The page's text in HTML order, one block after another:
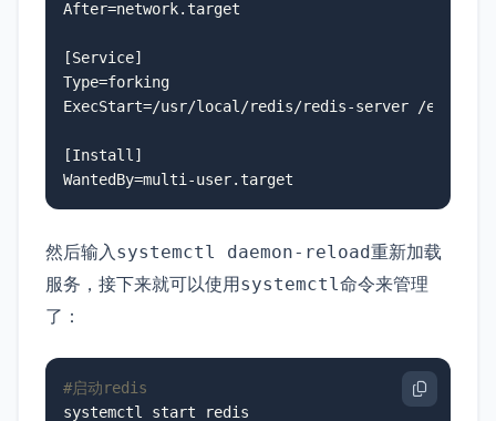
After=network.target
[Service]
Type=forking
ExecStart=/usr/local/redis/redis-server /etc/
[Install]
WantedBy=multi-user.target
然后输入systemctl daemon-reload重新加载
服务，接下来就可以使用systemctl命令来管理
了：
#启动redis